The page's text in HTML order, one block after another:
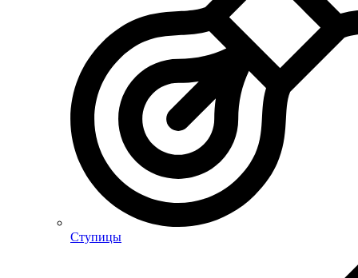
Ступицы